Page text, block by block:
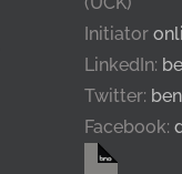
Initiator
LinkedIn:
Twitter:
Facebook: